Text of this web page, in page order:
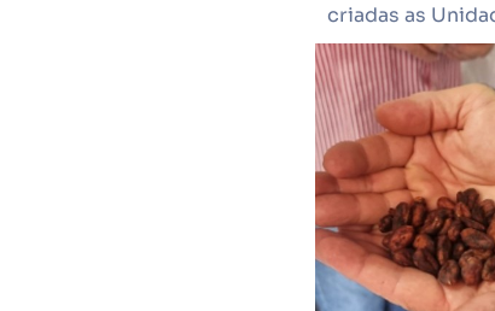
criadas as